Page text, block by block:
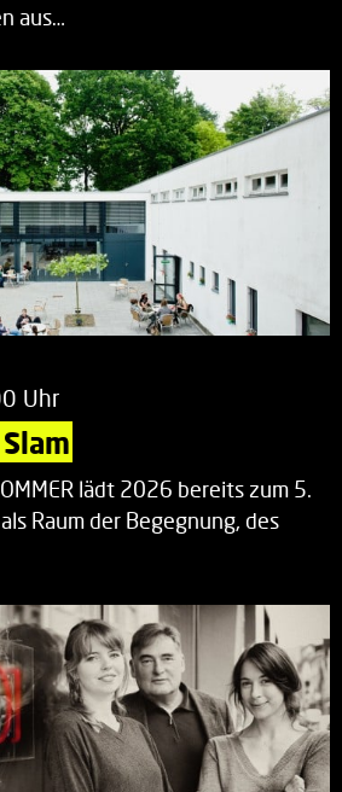
aus…
Uhr
lädt 2026 bereits zum 5.
Raum der Begegnung, des